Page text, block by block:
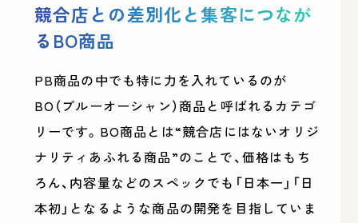
競合店との差別化と集客につなが
るBO商品
PB商品の中でも特に力を入れているのが
BO（ブルーオーシャン）商品と呼ばれるカテゴ
リーです。BO商品とは“競合店にはないオリジ
ナリティあふれる商品”のことで、価格はもち
ろん、内容量などのスペックでも「日本一」「日
本初」となるような商品の開発を目指していま